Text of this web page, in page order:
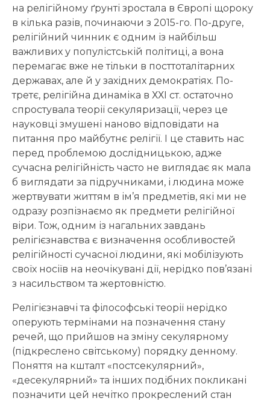
на релігійному ґрунті зростала в Європі щороку
в кілька разів, починаючи з 2015-го. По-друге,
релігійний чинник є одним із найбільш
важливих у популістській політиці, а вона
перемагає вже не тільки в посттоталітарних
державах, але й у західних демократіях. По-
третє, релігійна динаміка в ХХІ ст. остаточно
спростувала теорії секуляризації, через це
науковці змушені наново відповідати на
питання про майбутнє релігії. І це ставить нас
перед проблемою дослідницькою, адже
сучасна релігійність часто не виглядає як мала
б виглядати за підручниками, і людина може
жертвувати життям в ім’я предметів, які ми не
одразу розпізнаємо як предмети релігійної
віри. Тож, одним із нагальних завдань
релігієзнавства є визначення особливостей
релігійності сучасної людини, які мобілізують
своїх носіїв на неочікувані дії, нерідко пов’язані
з насильством та жертовністю.
Релігієзнавчі та філософські теорії нерідко
оперують термінами на позначення стану
речей, що прийшов на зміну секулярному
(підкреслено світському) порядку денному.
Поняття на кшталт «постсекулярний»,
«десекулярний» та інших подібних покликані
позначити цей нечітко прокреслений стан